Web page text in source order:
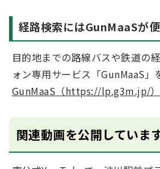
経路検索にはGunMaaSが
目的地までの路線バスや鉄道の
ォン専用サービス「GunMaaS」
GunMaaS（https://lp.g3m.jp/）
関連動画を公開していま